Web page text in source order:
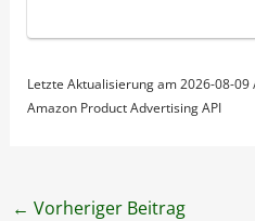
Letzte Aktualisierung am 2026-08-
Amazon Product Advertising API
Post
← Vorheriger Beitrag